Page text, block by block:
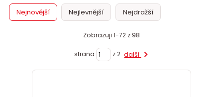
Nejnovější Nejlevnější Nejdražší
Zobrazuji 1-72 z 98
strana z 2 další